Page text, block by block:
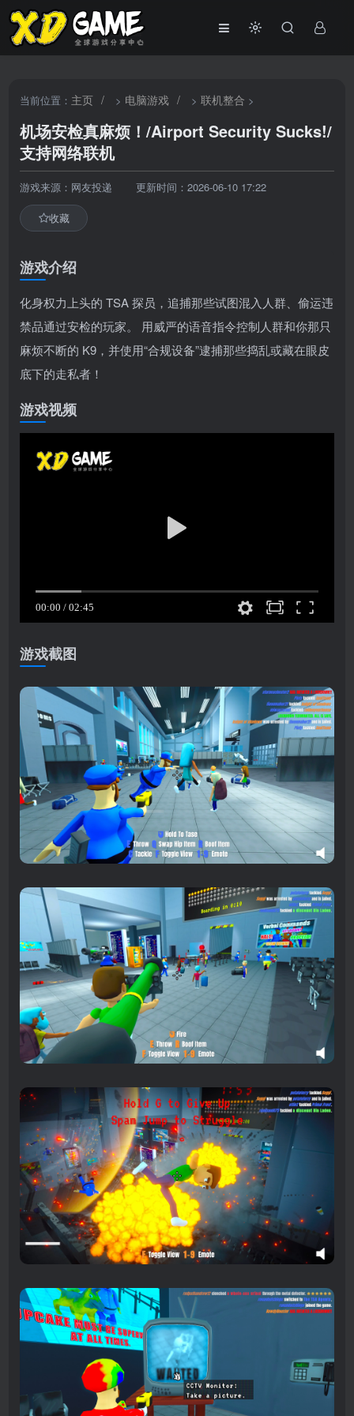
当前位置： 主页 / > 电脑游戏 / >联机整合 >
机场安检真麻烦！/Airport Security Sucks!/
支持网络联机
游戏来源：网友投递 更新时间：2026-06-10 17:22
收藏
游戏介绍
化身权力上头的 TSA 探员，追捕那些试图混入人群、偷运违
禁品通过安检的玩家。 用威严的语音指令控制人群和你那只
麻烦不断的 K9，并使用“合规设备”逮捕那些捣乱或藏在眼皮
底下的走私者！
游戏视频
游戏截图